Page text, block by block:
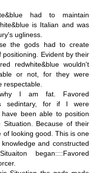
had to maintain
is Italian and was
ugliness.
the gods had to create
Evident by their
redwhite&blue wouldn't
or not, for they were
respectable.
why I am fat. Favored
sedintary, for if I were
been able to position
Situation. Because of their
looking good. This is one
and constructed
began::::Favored